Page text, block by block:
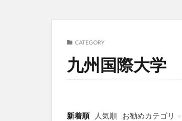
CATEGORY
九州国際大学
新着順 人気順
お勧めカテゴリ